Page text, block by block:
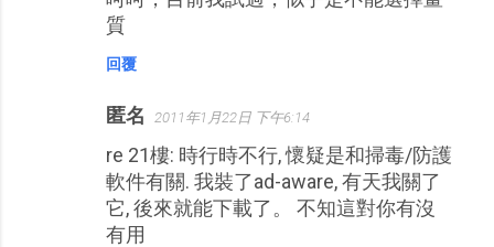
質
回覆
匿名 2011年1月22日 下午6:14
re 21樓: 時行時不行, 懷疑是和掃毒/防護
軟件有關. 我裝了ad-aware, 有天我關了
它, 後來就能下載了。 不知這對你有沒
有用